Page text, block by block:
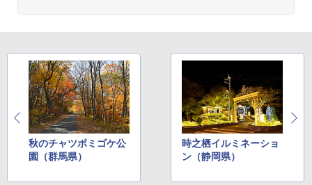
[キャンパーズコレクション 山善] 傘みたいに
広げるだけ パッとサッとテント キューブワ
イド ブラックコーティング フルクローズ メ
ッシュ 4人用 簡単設置 ポップアップテント P
ATCW-150B エクルベージュ
￥-
【日本企業販売】超強力クマ対策スプレー 30
0ml（連続噴射30秒）110ml（連続噴射15
秒）射程5～10m 安全ロック搭載 携帯収納袋
付き ヒグマ・イノシシ対策 自治体・教育機
関の購入実績 登山・キャンプ・アウトドア・
防災用品 長期保存可能 緊急時用 日本国内発
送
￥3,680
秋のチャツボミゴケ公
園（群馬県）
時之栖イルミネーショ
ン（静岡県）